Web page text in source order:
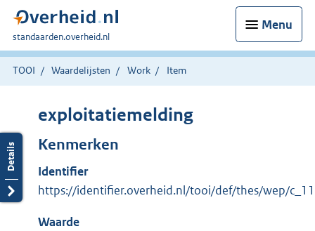
Menu
U
bent
hier:
standaarden.overheid.nl
TOOI Waardelijsten Work Item
exploitatiemelding
Kenmerken
Identifier
https://identifier.overheid.nl/tooi/def/thes/wep/
Waarde